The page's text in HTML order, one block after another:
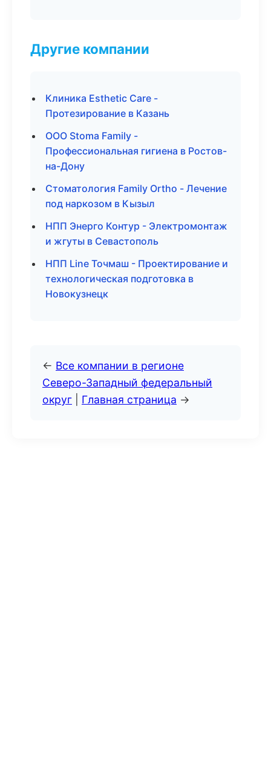
Другие компании
Клиника Esthetic Care -
Протезирование в Казань
ООО Stoma Family -
Профессиональная гигиена в Ростов-
на-Дону
Стоматология Family Ortho - Лечение
под наркозом в Кызыл
НПП Энерго Контур - Электромонтаж
и жгуты в Севастополь
НПП Line Точмаш - Проектирование и
технологическая подготовка в
Новокузнецк
← Все компании в регионе
Северо-Западный федеральный
округ
Главная страница →